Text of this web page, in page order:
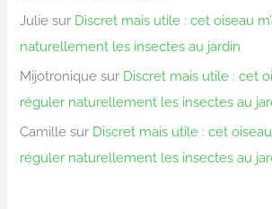
Julie sur Discret mais utile : cet oiseau
naturellement les insectes au jardin
Mijotronique sur Discret mais utile : cet
réguler naturellement les insectes au
Camille sur Discret mais utile : cet oiseau
réguler naturellement les insectes au